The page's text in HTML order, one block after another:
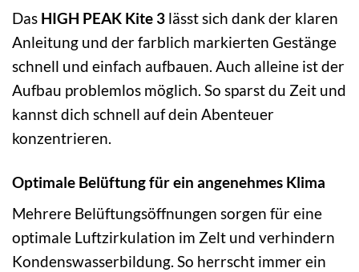
Das HIGH PEAK Kite 3 lässt sich dank der klaren
Anleitung und der farblich markierten Gestänge
schnell und einfach aufbauen. Auch alleine ist der
Aufbau problemlos möglich. So sparst du Zeit und
kannst dich schnell auf dein Abenteuer
konzentrieren.
Optimale Belüftung für ein angenehmes Klima
Mehrere Belüftungsöffnungen sorgen für eine
optimale Luftzirkulation im Zelt und verhindern
Kondenswasserbildung. So herrscht immer ein